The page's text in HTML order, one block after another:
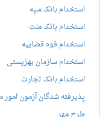
استخدام بانک سپه
استخدام بانک ملت
استخدام قوه قضاییه
استخدام سازمان بهزیستی
استخدام بانک تجارت
پذیرفته شدگان آزمون امور